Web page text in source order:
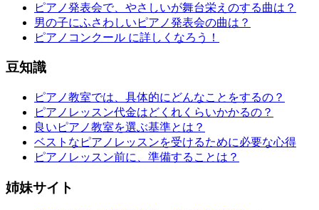
ピアノ発表会で、やさしいが舞台栄えのする曲は？
男の子にふさわしいピアノ発表会の曲は？
ピアノコンクール に詳しくなろう！
豆知識
ピアノ教室では、具体的にどんなことをするの？
ピアノレッスン代金はどくれくらいかかるの？
良いピアノ教室を選ぶ基準とは？
ベストなピアノレッスンを受けるために必要な心得
ピアノレッスン前に、準備することは？
姉妹サイト